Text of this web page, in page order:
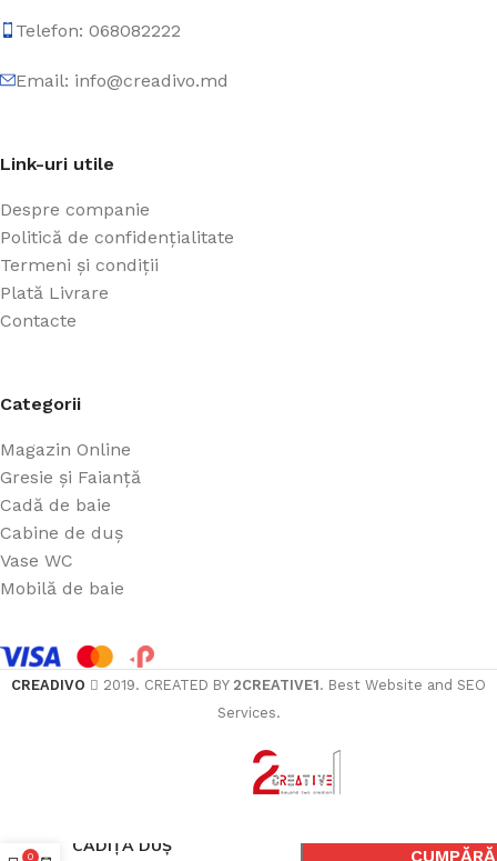
Telefon: 068082222
Email: info@creadivo.md
Link-uri utile
Despre companie
Politică de confidențialitate
Termeni și condiții
Plată Livrare
Contacte
Categorii
Magazin Online
Gresie și Faianță
Cadă de baie
Cabine de duș
Vase WC
Mobilă de baie
CREADIVO 2019. CREATED BY 2CREATIVE1. Best Website and SEO
Services.
CĂDIȚA DUȘ
CUMPĂRĂ
0